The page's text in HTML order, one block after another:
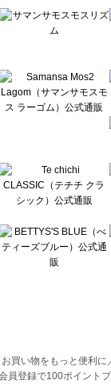
）の一覧
ルー）の一覧
一覧
お買い物をもっと便利に
員登録で100ポイントプ